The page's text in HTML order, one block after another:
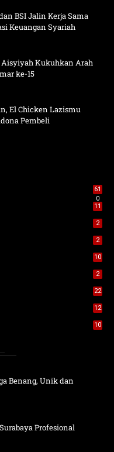
BSI Jalin Kerja Sama
Keuangan Syariah
Kukuhkan Arah
ke-15
El Chicken Lazismu
Pembeli
61
0
11
2
2
10
2
22
12
10
Benang, Unik dan
Profesional